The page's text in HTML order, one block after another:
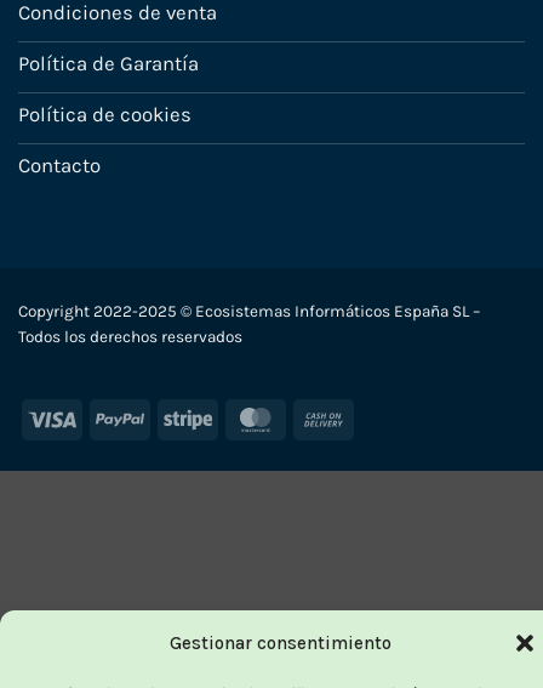
Gestionar consentimiento
Condiciones de venta
Política de Garantía
Política de cookies
Contacto
Copyright 2022-2025 © Ecosistemas Informáticos España SL –
Todos los derechos reservados
Visa PayPal Stripe MasterCard